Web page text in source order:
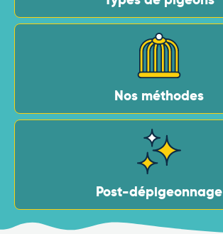
Nos méthodes
Post-dépigeonnage